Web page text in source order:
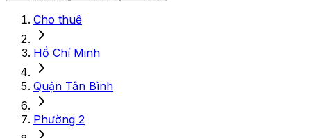
Cho thuê
Hồ Chí Minh
Quận Tân Bình
Phường 2